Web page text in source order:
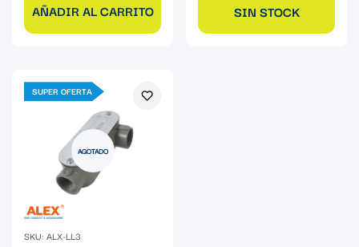
AÑADIR AL CARRITO SIN STOCK
SUPER OFERTA
AGOTADO
SKU: ALX-LL3